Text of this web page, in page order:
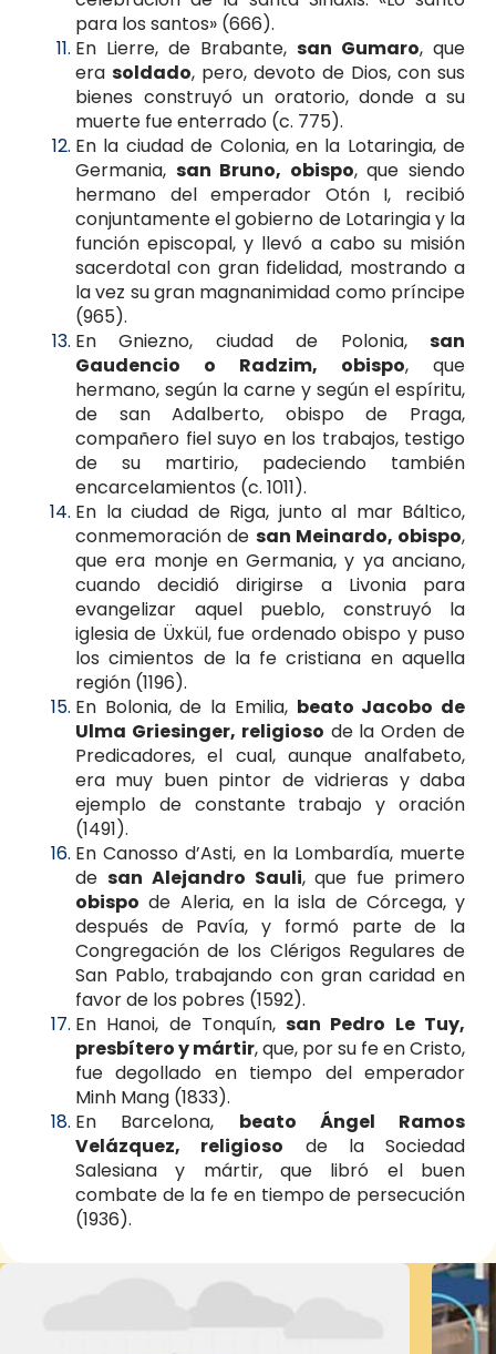
para los santos» (666).
En Lierre, de Brabante, san Gumaro, que
era soldado, pero, devoto de Dios, con sus
bienes construyó un oratorio, donde a su
muerte fue enterrado (c. 775).
En la ciudad de Colonia, en la Lotaringia, de
Germania, san Bruno, obispo, que siendo
hermano del emperador Otón I, recibió
conjuntamente el gobierno de Lotaringia y la
función episcopal, y llevó a cabo su misión
sacerdotal con gran fidelidad, mostrando a
la vez su gran magnanimidad como príncipe
(965).
En Gniezno, ciudad de Polonia, san
Gaudencio o Radzim, obispo, que
hermano, según la carne y según el espíritu,
de san Adalberto, obispo de Praga,
compañero fiel suyo en los trabajos, testigo
de su martirio, padeciendo también
encarcelamientos (c. 1011).
En la ciudad de Riga, junto al mar Báltico,
conmemoración de san Meinardo, obispo,
que era monje en Germania, y ya anciano,
cuando decidió dirigirse a Livonia para
evangelizar aquel pueblo, construyó la
iglesia de Üxkül, fue ordenado obispo y puso
los cimientos de la fe cristiana en aquella
región (1196).
En Bolonia, de la Emilia, beato Jacobo de
Ulma Griesinger, religioso de la Orden de
Predicadores, el cual, aunque analfabeto,
era muy buen pintor de vidrieras y daba
ejemplo de constante trabajo y oración
(1491).
En Canosso d’Asti, en la Lombardía, muerte
de san Alejandro Sauli, que fue primero
obispo de Aleria, en la isla de Córcega, y
después de Pavía, y formó parte de la
Congregación de los Clérigos Regulares de
San Pablo, trabajando con gran caridad en
favor de los pobres (1592).
En Hanoi, de Tonquín,san Pedro Le Tuy,
presbítero y mártir, que, por su fe en Cristo,
fue degollado en tiempo del emperador
Minh Mang (1833).
En Barcelona, beato Ángel Ramos
Velázquez, religioso de la Sociedad
Salesiana y mártir, que libró el buen
combate de la fe en tiempo de persecución
(1936).